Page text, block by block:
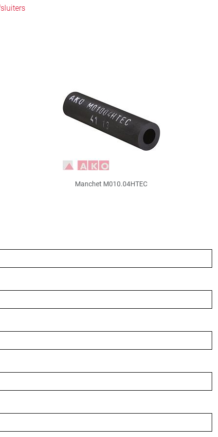
Manchet M010.04HTEC